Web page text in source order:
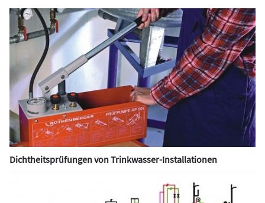
Dichtheitsprüfungen von ­Trinkwasser-Installationen